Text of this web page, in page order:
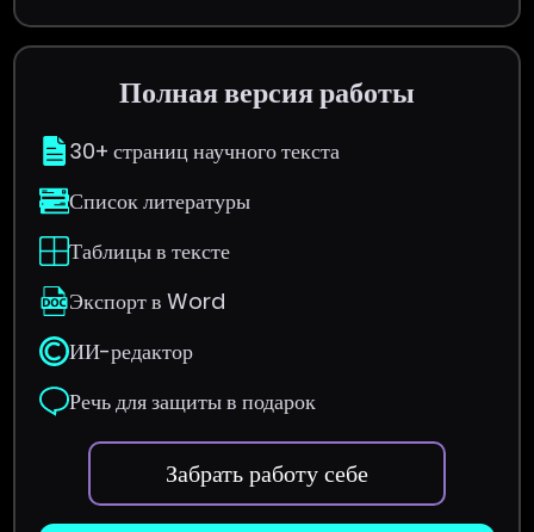
Полная версия работы
30+ страниц научного текста
Список литературы
Таблицы в тексте
Экспорт в Word
ИИ-редактор
Речь для защиты в подарок
Забрать работу себе